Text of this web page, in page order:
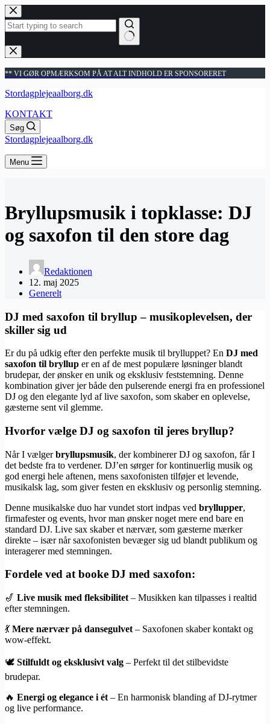
Fortsæt
til
indhold
Ingen
resultater
** VI GØR OPMÆRKSOM PÅ AT ALT INDHOLD ER SPONSORERET
Stordagplejeaalborg.dk
KONTAKT
Søg
Stordagplejeaalborg.dk
Menu
Bryllupsmusik i topklasse: DJ
og saxofon til den store dag
Redaktionen
12. maj 2025
Generelt
DJ med saxofon til bryllup – musikoplevelsen, der
skiller sig ud
Er du på udkig efter den perfekte musik til brylluppet? En DJ med
saxofon til bryllup er en af de mest populære løsninger blandt
brudepar, der ønsker en unik og eksklusiv feststemning. Denne
kombination giver jer både den pulserende energi fra en professionel
DJ og den elegante lyd af live saxofon, som skaber en oplevelse,
gæsterne sent vil glemme.
Hvorfor vælge DJ og saxofon til jeres bryllup?
Når I vælgerbryllupsmusik, der kombinerer DJ og saxofon, får I
det bedste fra to verdener. DJ’en sørger for kontinuerlig musik og
god energi hele aftenen, mens saxofonisten tilføjer et levende,
musikalsk lag, som giver festen en eksklusiv og personlig stemning.
Denne musikalske duo har vundet stort indpas ved bryllupper,
firmafester og events, hvor man ønsker noget mere end bare en
standard DJ. Live sax skaber et nærvær, som gæsterne mærker
direkte – især når saxofonisten bevæger sig ud blandt publikum og
interagerer med stemningen.
Fordele ved at booke DJ med saxofon:
🎷 Live musik med fleksibilitet – Musikken kan tilpasses i realtid
efter stemningen.
💃 Mere nærvær på dansegulvet – Saxofonen skaber kontakt og
wow-effekt.
🕊️ Stilfuldt og eksklusivt valg – Perfekt til det stilbevidste
brudepar.
🔥 Energi og elegance i ét – En harmonisk blanding af DJ-rytmer
og live performance.